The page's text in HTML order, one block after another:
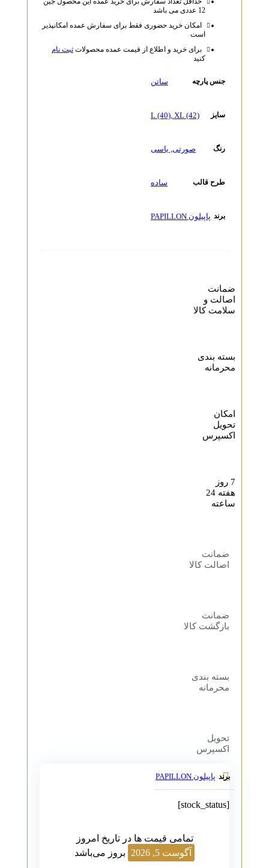
امکان خرید حضوری فقط برای سفارش عمده امکانپذیر
برای خرید و اطلاع از قیمت عمده محصولاتثبت نام
جنس پارچه
L (40),XL (42)
صورتی,یاسی
طرح قالب
پاپیلون PAPILLON
ضمانت
اصالت و
سلامت کالا
بسته بندی
محرمانه
تحویل
اکسپرس
هفته 24
ساعته
ضمانت
اصالت کالا
ضمانت
بازگشت کالا
بسته بندی
محرمانه
تحویل
اکسپرس
پاپیلون PAPILLON
تمامی قیمت ها در تاریخ امروز
آگوست 5, 2026
بروز می‌باشد